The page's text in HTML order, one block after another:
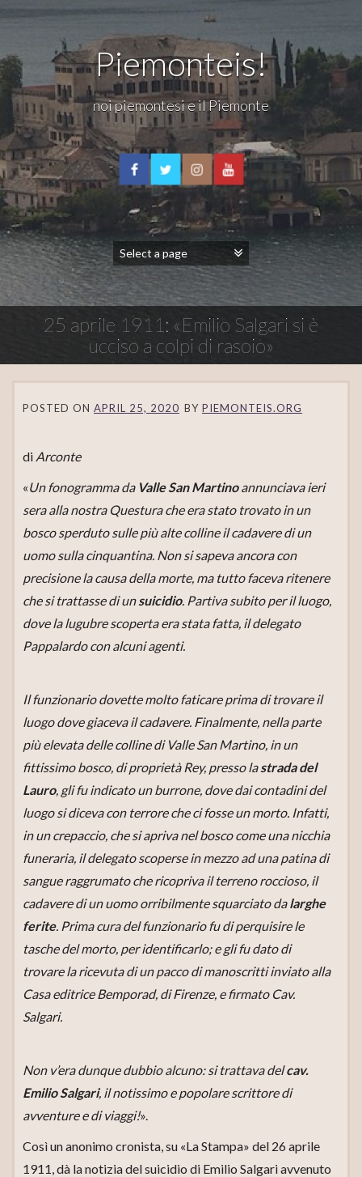
Piemonteis!
noi piemontesi e il Piemonte
25 aprile 1911: «Emilio Salgari si è
ucciso a colpi di rasoio»
POSTED ON APRIL 25, 2020 BY PIEMONTEIS.ORG
di Arconte
«Un fonogramma da Valle San Martinoannunciava ieri
sera alla nostra Questura che era stato trovato in un
bosco sperduto sulle più alte colline il cadavere di un
uomo sulla cinquantina. Non si sapeva ancora con
precisione la causa della morte, ma tutto faceva ritenere
che si trattasse di unsuicidio. Partiva subito per il luogo,
dove la lugubre scoperta era stata fatta, il delegato
Pappalardo con alcuni agenti.
Il funzionario dovette molto faticare prima di trovare il
luogo dove giaceva il cadavere. Finalmente, nella parte
più elevata delle colline di Valle San Martino, in un
fittissimo bosco, di proprietà Rey, presso lastrada del
Lauro, gli fu indicato un burrone, dove dai contadini del
luogo si diceva con terrore che ci fosse un morto. Infatti,
in un crepaccio, che si apriva nel bosco come una nicchia
funeraria, il delegato scoperse in mezzo ad una patina di
sangue raggrumato che ricopriva il terreno roccioso, il
cadavere di un uomo orribilmente squarciato dalarghe
ferite. Prima cura del funzionario fu di perquisire le
tasche del morto, per identificarlo; e gli fu dato di
trovare la ricevuta di un pacco di manoscritti inviato alla
Casa editrice Bemporad, di Firenze, e firmato Cav.
Salgari.
Non v’era dunque dubbio alcuno: si trattava delcav.
Emilio Salgari, il notissimo e popolare scrittore di
avventure e di viaggi!».
Così un anonimo cronista, su «La Stampa» del 26 aprile
1911, dà la notizia del suicidio di Emilio Salgari avvenuto